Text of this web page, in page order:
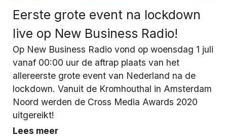
Eerste grote event na lockdown
live op New Business Radio!
Op New Business Radio vond op woensdag 1 juli
vanaf 00:00 uur de aftrap plaats van het
allereerste grote event van Nederland na de
lockdown. Vanuit de Kromhouthal in Amsterdam
Noord werden de Cross Media Awards 2020
uitgereikt!
Lees meer